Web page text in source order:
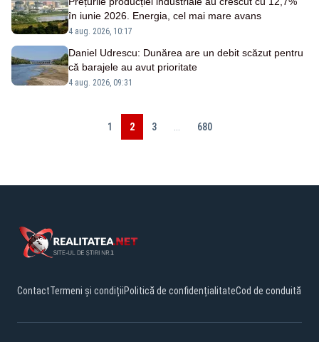
în iunie 2026. Energia, cel mai mare avans
4 aug. 2026, 10:17
Daniel Udrescu: Dunărea are un debit scăzut pentru
că barajele au avut prioritate
4 aug. 2026, 09:31
1 2 3 680
ContactTermeni și condițiiPolitică de confidențialitateCod de conduită